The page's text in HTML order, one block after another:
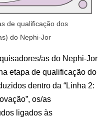
de qualificação dos
do Nephi-Jor
as do Nephi-Jor
etapa de qualificação do
dentro da “Linha 2:
os/as
ligados às